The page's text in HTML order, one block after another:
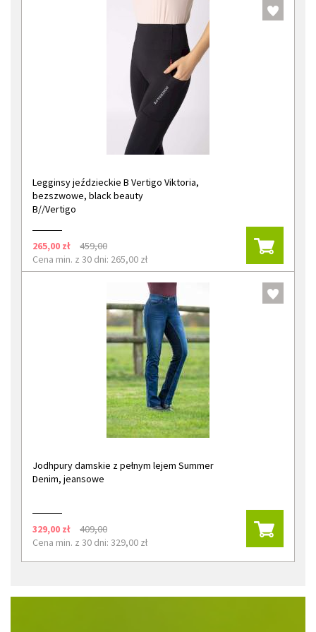
Legginsy jeździeckie B Vertigo Viktoria,
bezszwowe, black beauty
B//Vertigo
265,00 zł
459,00
Cena min. z 30 dni: 265,00 zł
Jodhpury damskie z pełnym lejem Summer
Denim, jeansowe
329,00 zł
409,00
Cena min. z 30 dni: 329,00 zł